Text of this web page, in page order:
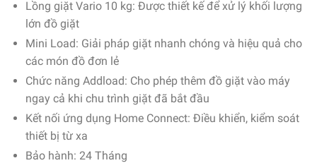
Lồng giặt Vario 10 kg: Được thiết kế để xử lý khối lượng
lớn đồ giặt
Mini Load: Giải pháp giặt nhanh chóng và hiệu quả cho
các món đồ đơn lẻ
Chức năng Addload: Cho phép thêm đồ giặt vào máy
ngay cả khi chu trình giặt đã bắt đầu
Kết nối ứng dụng Home Connect: Điều khiển, kiểm soát
thiết bị từ xa
Bảo hành: 24 Tháng